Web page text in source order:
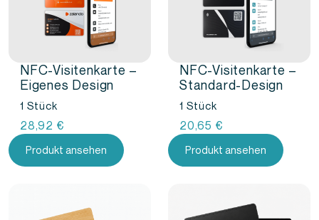
NFC-Visitenkarte –
Eigenes Design
1 Stück
28,92 €
Produkt ansehen
NFC-Visitenkarte –
Standard-Design
1 Stück
20,65 €
Produkt ansehen